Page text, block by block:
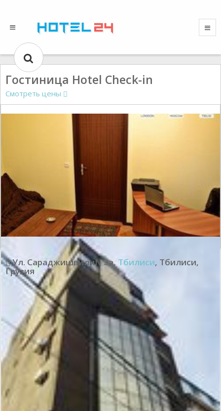
Гостиница Hotel Check-in
Смотреть цены
Ул. СараджишвилиN 3а, Тбилиси, Тбилиси,
Грузия